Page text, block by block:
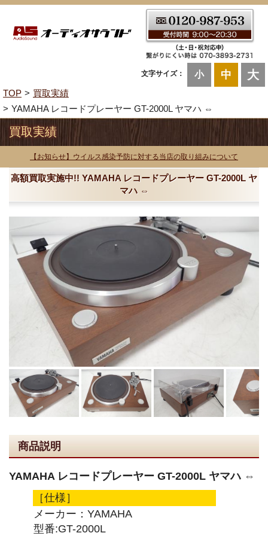
文字サイズ： 小 中 大
TOP
買取実績
YAMAHA レコードプレーヤー GT-2000L ヤマハ ⇔
買取実績
【お知らせ】ウイルス感染予防に対する当店の取り組みについて
高額買取実施中!! YAMAHA レコードプレーヤー GT-2000L ヤ
マハ ⇔
商品説明
YAMAHA レコードプレーヤー GT-2000L ヤマハ ⇔
［仕様］
メーカー：YAMAHA
型番:GT-2000L